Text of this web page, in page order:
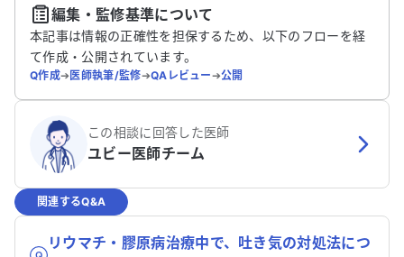
編集・監修基準について
本記事は情報の正確性を担保するため、以下のフローを経
て作成・公開されています。
Q作成➔医師執筆/監修➔QAレビュー➔公開
この相談に回答した医師
ユビー医師チーム
関連するQ&A
リウマチ・膠原病治療中で、吐き気の対処法につ